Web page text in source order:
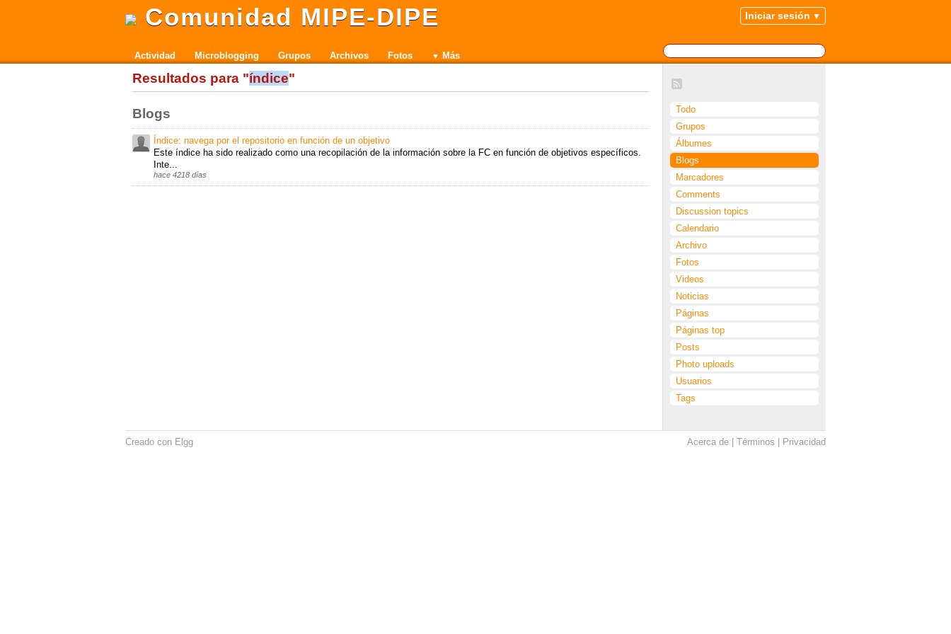
Comunidad MIPE-DIPE Iniciar sesión
Actividad Microblogging Grupos Archivos Fotos Más
Todo
Grupos
Álbumes
Blogs
Marcadores
Comments
Discussion topics
Calendario
Archivo
Fotos
Videos
Noticias
Páginas
Páginas top
Posts
Photo uploads
Usuarios
Tags
Resultados para "índice"
Blogs
Índice: navega por el repositorio en función de un objetivo
Este índice ha sido realizado como una recopilación de la información sobre la FC en función de objetivos específicos.
Inte...
hace 4218 días
Acerca de Términos Privacidad
Creado con Elgg